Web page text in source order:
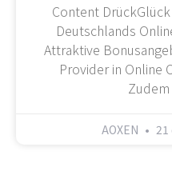
Content
Deutschlands
Attraktive
Provider in Online
AOXEN